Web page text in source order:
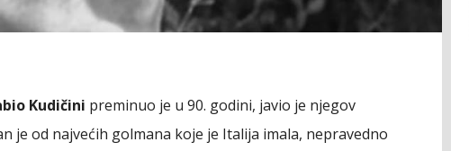
Kudičini preminuo je u 90. godini, javio je njegov
je od najvećih golmana koje je Italija imala, nepravedno